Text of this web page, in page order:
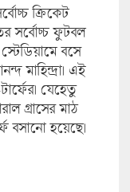
ক্রিকেট
সর্বোচ্চ ফুটবল
বসে
মাহিন্দ্রা। এই
যেহেতু
গ্রাসের মাঠ
বসানো হয়েছে।